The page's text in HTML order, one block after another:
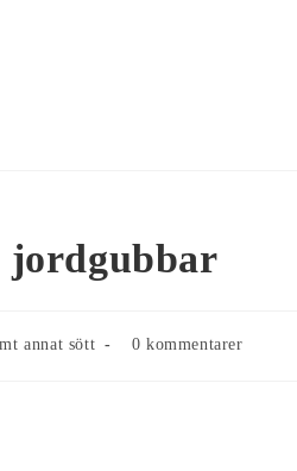
jordgubbar
samt annat sött 0